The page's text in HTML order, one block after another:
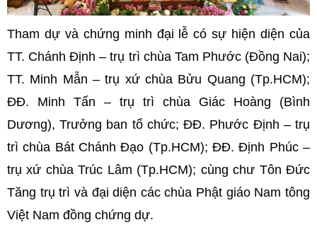
Tham dự và chứng minh đại lễ có sự hiện diện của
TT. Chánh Định – trụ trì chùa Tam Phước (Đồng Nai);
TT. Minh Mẫn – trụ xứ chùa Bửu Quang (Tp.HCM);
ĐĐ. Minh Tấn – trụ trì chùa Giác Hoàng (Bình
Dương), Trưởng ban tổ chức; ĐĐ. Phước Định – trụ
trì chùa Bát Chánh Đạo (Tp.HCM); ĐĐ. Định Phúc –
trụ xứ chùa Trúc Lâm (Tp.HCM); cùng chư Tôn Đức
Tăng trụ trì và đại diện các chùa Phật giáo Nam tông
Việt Nam đồng chứng dự.